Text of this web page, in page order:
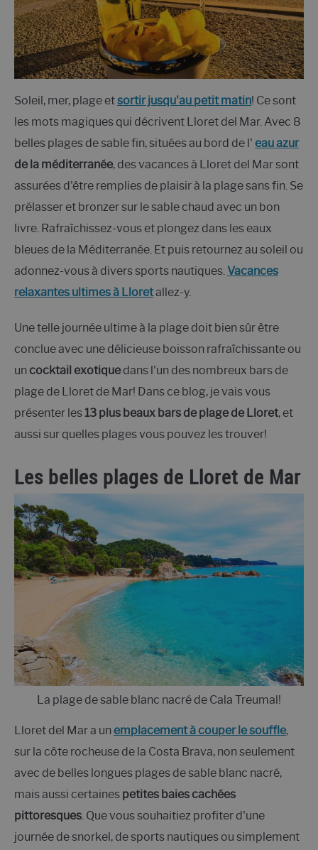
Soleil, mer, plage etsortir jusqu'au petit matin! Ce sont
les mots magiques qui décrivent Lloret del Mar. Avec 8
belles plages de sable fin, situées au bord de l' eau azur
de la méditerranée, des vacances à Lloret del Mar sont
assurées d'être remplies de plaisir à la plage sans fin. Se
prélasser et bronzer sur le sable chaud avec un bon
livre. Rafraîchissez-vous et plongez dans les eaux
bleues de la Méditerranée. Et puis retournez au soleil ou
adonnez-vous à divers sports nautiques. Vacances
relaxantes ultimes à Lloretallez-y.
Une telle journée ultime à la plage doit bien sûr être
conclue avec une délicieuse boisson rafraîchissante ou
un cocktail exotique dans l'un des nombreux bars de
plage de Lloret de Mar! Dans ce blog, je vais vous
présenter les 13 plus beaux bars de plage de Lloret, et
aussi sur quelles plages vous pouvez les trouver!
Les belles plages de Lloret de Mar
La plage de sable blanc nacré de Cala Treumal!
Lloret del Mar a un emplacement à couper le souffle,
sur la côte rocheuse de la Costa Brava, non seulement
avec de belles longues plages de sable blanc nacré,
mais aussi certaines petites baies cachées
pittoresques . Que vous souhaitiez profiter d'une
journée de snorkel, de sports nautiques ou simplement